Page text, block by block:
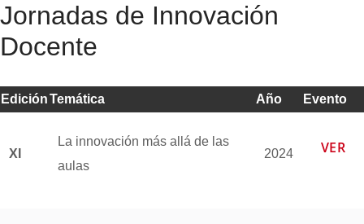
Jornadas de Innovación
Docente
EdiciónTemática Año Evento
XI
La innovación más allá de las
aulas
2024 VER